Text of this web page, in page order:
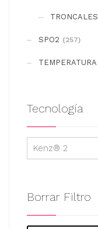
TRONCALES
SPO2 (257)
TEMPERATURA
Tecnología
Kenz® 2
Borrar Filtro